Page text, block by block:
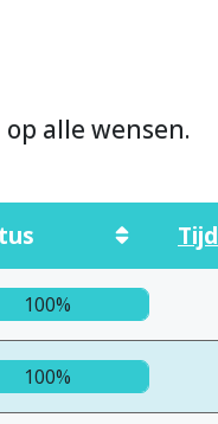
alle wensen.
Tijd
100%
100%